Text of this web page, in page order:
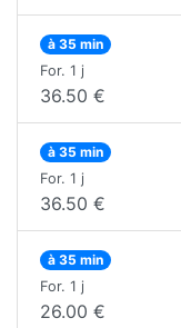
à 35 min
For. 1 j
36.50 €
à 35 min
For. 1 j
36.50 €
à 35 min
For. 1 j
26.00 €